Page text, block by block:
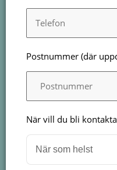
Postnummer (där
När vill du bli